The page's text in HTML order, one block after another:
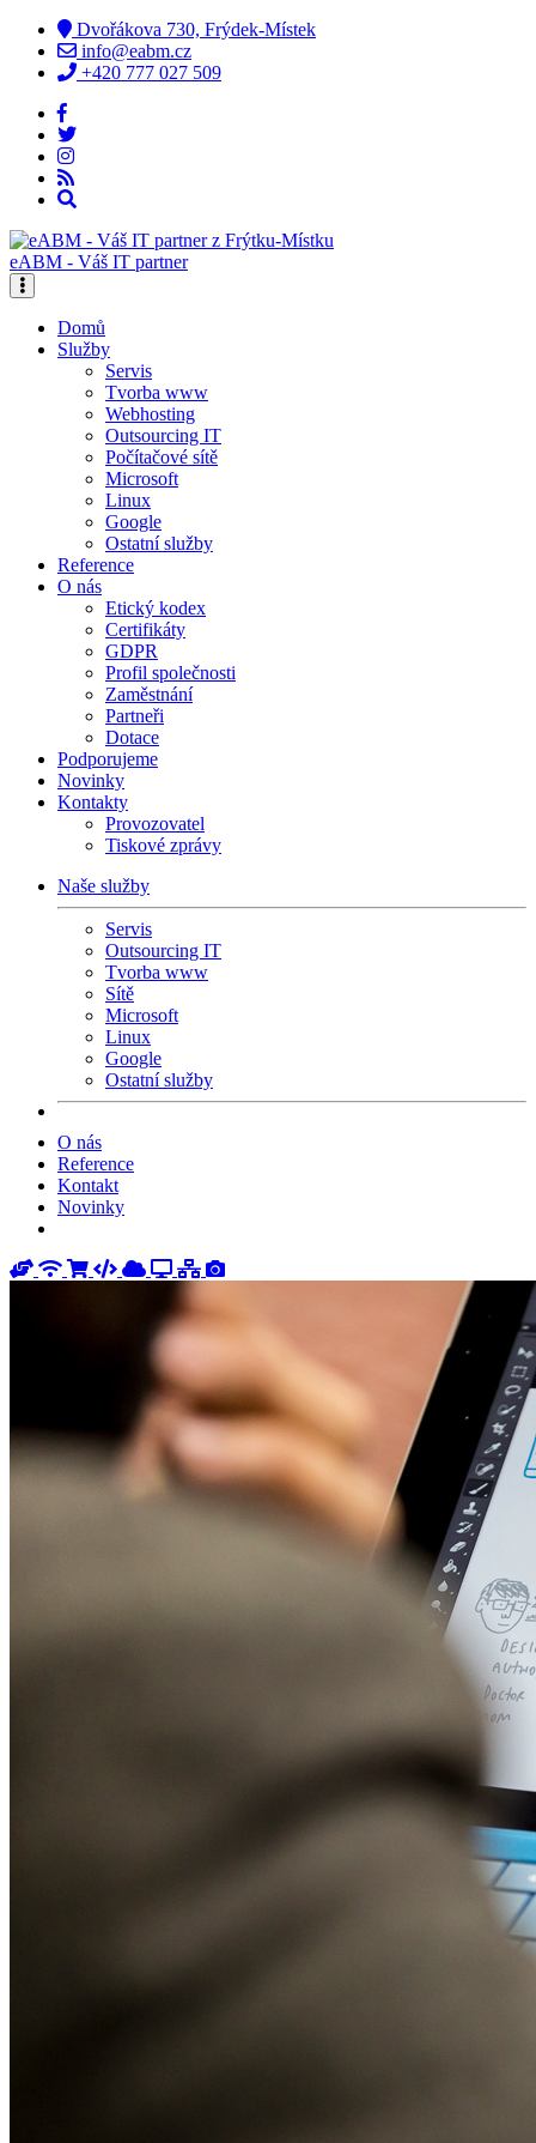
Dvořákova 730, Frýdek-Místek
info@eabm.cz
+420 777 027 509
eABM - Váš IT partner
Domů
Služby
Servis
Tvorba www
Webhosting
Outsourcing IT
Počítačové sítě
Microsoft
Linux
Google
Ostatní služby
Reference
O nás
Etický kodex
Certifikáty
GDPR
Profil společnosti
Zaměstnání
Partneři
Dotace
Podporujeme
Novinky
Kontakty
Provozovatel
Tiskové zprávy
Naše služby
Servis
Outsourcing IT
Tvorba www
Sítě
Microsoft
Linux
Google
Ostatní služby
O nás
Reference
Kontakt
Novinky